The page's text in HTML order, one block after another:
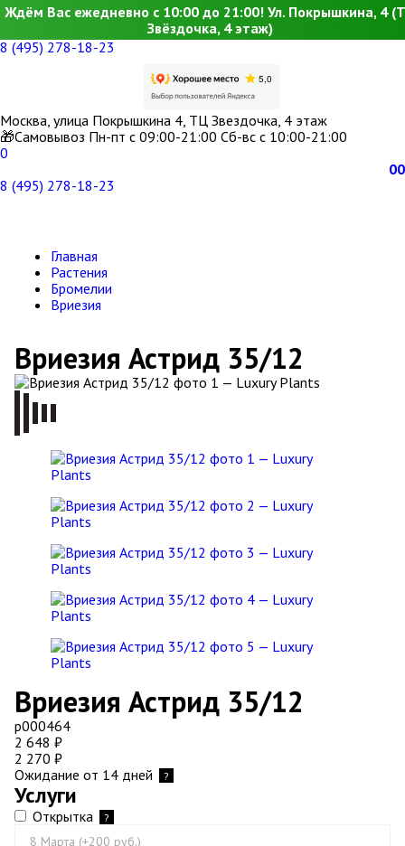
Ждём Вас ежедневно с 10:00 до 21:00! Ул. Покрышкина, 4
Звёздочка, 4 этаж)
8 (495) 278-18-23
Москва, улица Покрышкина 4, ТЦ Звездочка, 4 этаж
🎁Самовывоз Пн-пт с 09:00-21:00 Сб-вс с 10:00-21:00
0
00
8 (495) 278-18-23
Главная
Растения
Бромелии
Вриезия
Вриезия Астрид 35/12
Вриезия Астрид 35/12
р000464
2 648 ₽
2 270 ₽
Ожидание от 14 дней
?
Услуги
Открытка ?